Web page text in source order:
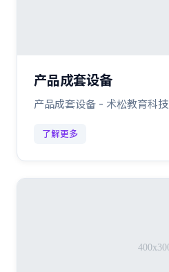
产品成套设备
产品成套设备 - 术松教育科技
了解更多